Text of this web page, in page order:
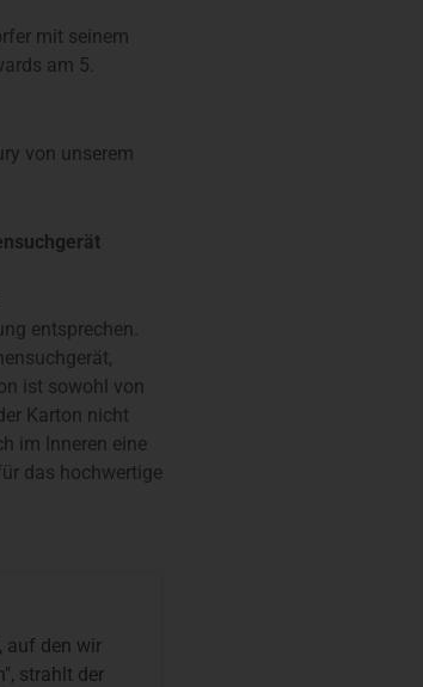
mit seinem
am 5.
von unserem
entsprechen.
ist sowohl von
Karton nicht
im Inneren eine
das hochwertige
auf den wir
strahlt der